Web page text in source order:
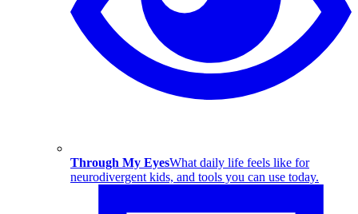
Through My EyesWhat daily life feels like for
neurodivergent kids, and tools you can use today.